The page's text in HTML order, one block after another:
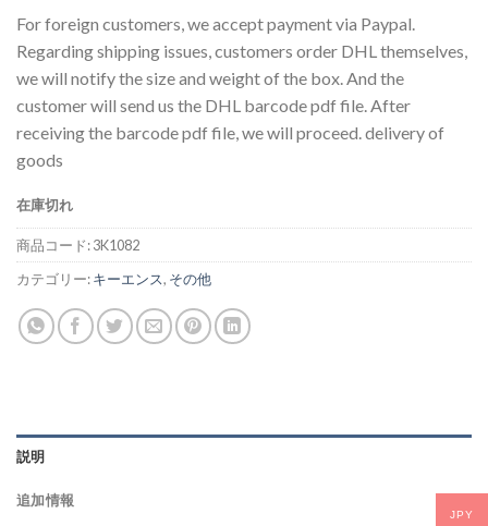
価
格
は
¥20,000
で
の
価
格
は
¥15,000
For foreign customers, we accept payment via Paypal.
Regarding shipping issues, customers order DHL themselves,
we will notify the size and weight of the box. And the
customer will send us the DHL barcode pdf file. After
receiving the barcode pdf file, we will proceed. delivery of
goods
在庫切れ
商品コード:3K1082
カテゴリー:キーエンス, その他
説明
追加情報
JPY